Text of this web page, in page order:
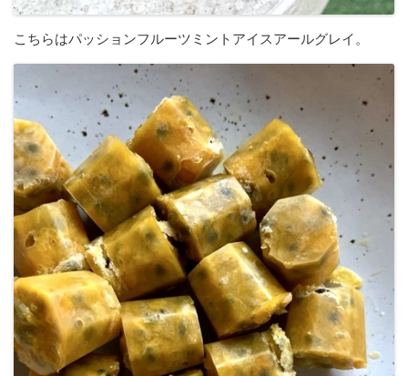
こちらはパッションフルーツミントアイスアールグレイ。